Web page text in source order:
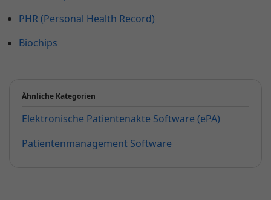
PHR (Personal Health Record)
Biochips
Ähnliche Kategorien
Elektronische Patientenakte Software (ePA)
Patientenmanagement Software